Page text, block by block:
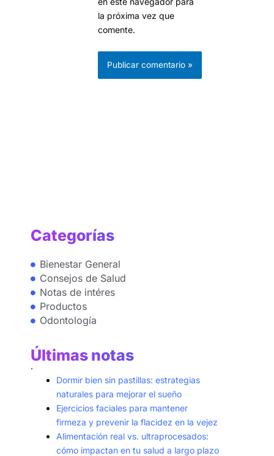
la próxima vez que
comente.
Categorías
Bienestar General
Consejos de Salud
Notas de intéres
Productos
Odontología
Últimas notas
.
Dormir bien sin pastillas: estrategias
naturales para mejorar el sueño
Ejercicios faciales para mantener
firmeza y prevenir la flacidez en la vejez
Alimentación real vs. ultraprocesados:
cómo impactan en tu salud a largo plazo